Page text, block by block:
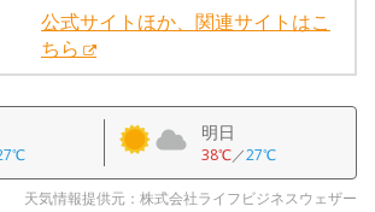
公式サイトほか、関連サイトはこ
ちら
明日
38℃／27℃
天気情報提供元：株式会社ライフビジネスウェザー